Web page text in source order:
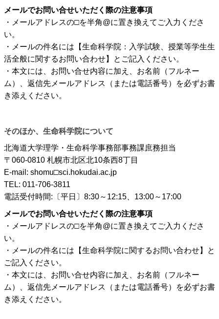
メールでお問い合せいただく際の注意事項
・メールアドレスの□を半角@に置き換えてご入力くださ
い。
・メールの件名には【生命科学院：入学試験、授業等学生生
活全般に関するお問い合わせ】とご記入ください。
・本文には、お問い合せ内容に加え、お名前（フルネー
ム）、返信先メールアドレス（または電話番号）を必ずお書
き添えください。
そのほか、生命科学院について
北海道大学理学・生命科学事務部事務課庶務担当
〒060-0810 札幌市北区北10条西8丁目
E-mail: shomu□sci.hokudai.ac.jp
TEL: 011-706-3811
電話受付時間:〔平日〕8:30～12:15、13:00～17:00
メールでお問い合せいただく際の注意事項
・メールアドレスの□を半角@に置き換えてご入力くださ
い。
・メールの件名には【生命科学院に関するお問い合わせ】と
ご記入ください。
・本文には、お問い合せ内容に加え、お名前（フルネー
ム）、返信先メールアドレス（または電話番号）を必ずお書
き添えください。